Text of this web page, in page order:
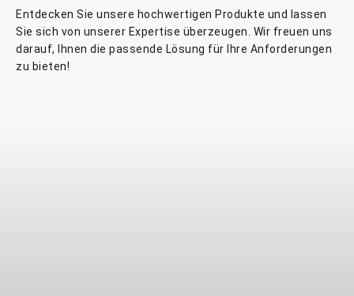
Entdecken Sie unsere hochwertigen Produkte und lassen
Sie sich von unserer Expertise überzeugen. Wir freuen uns
darauf, Ihnen die passende Lösung für Ihre Anforderungen
zu bieten!